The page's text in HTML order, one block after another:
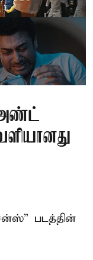
அண்ட்
” படத்தின்